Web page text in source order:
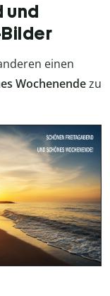
und
einen
Wochenendezu